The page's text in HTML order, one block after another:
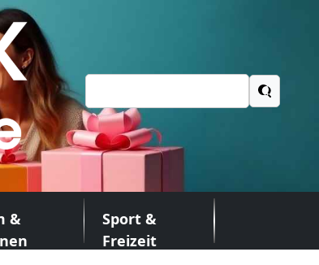
nach:
&
Sport &
Freizeit